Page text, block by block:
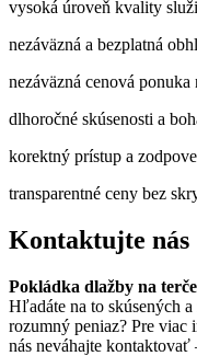
vysoká úroveň kvality
nezáväzná a bezplatná
nezáväzná cenová ponuka
dlhoročné skúsenosti a
korektný prístup a
transparentné ceny bez
Kontaktujte nás
Pokládka dlažby na
Hľadáte na to skúsených
rozumný peniaz? Pre viac
nás neváhajte